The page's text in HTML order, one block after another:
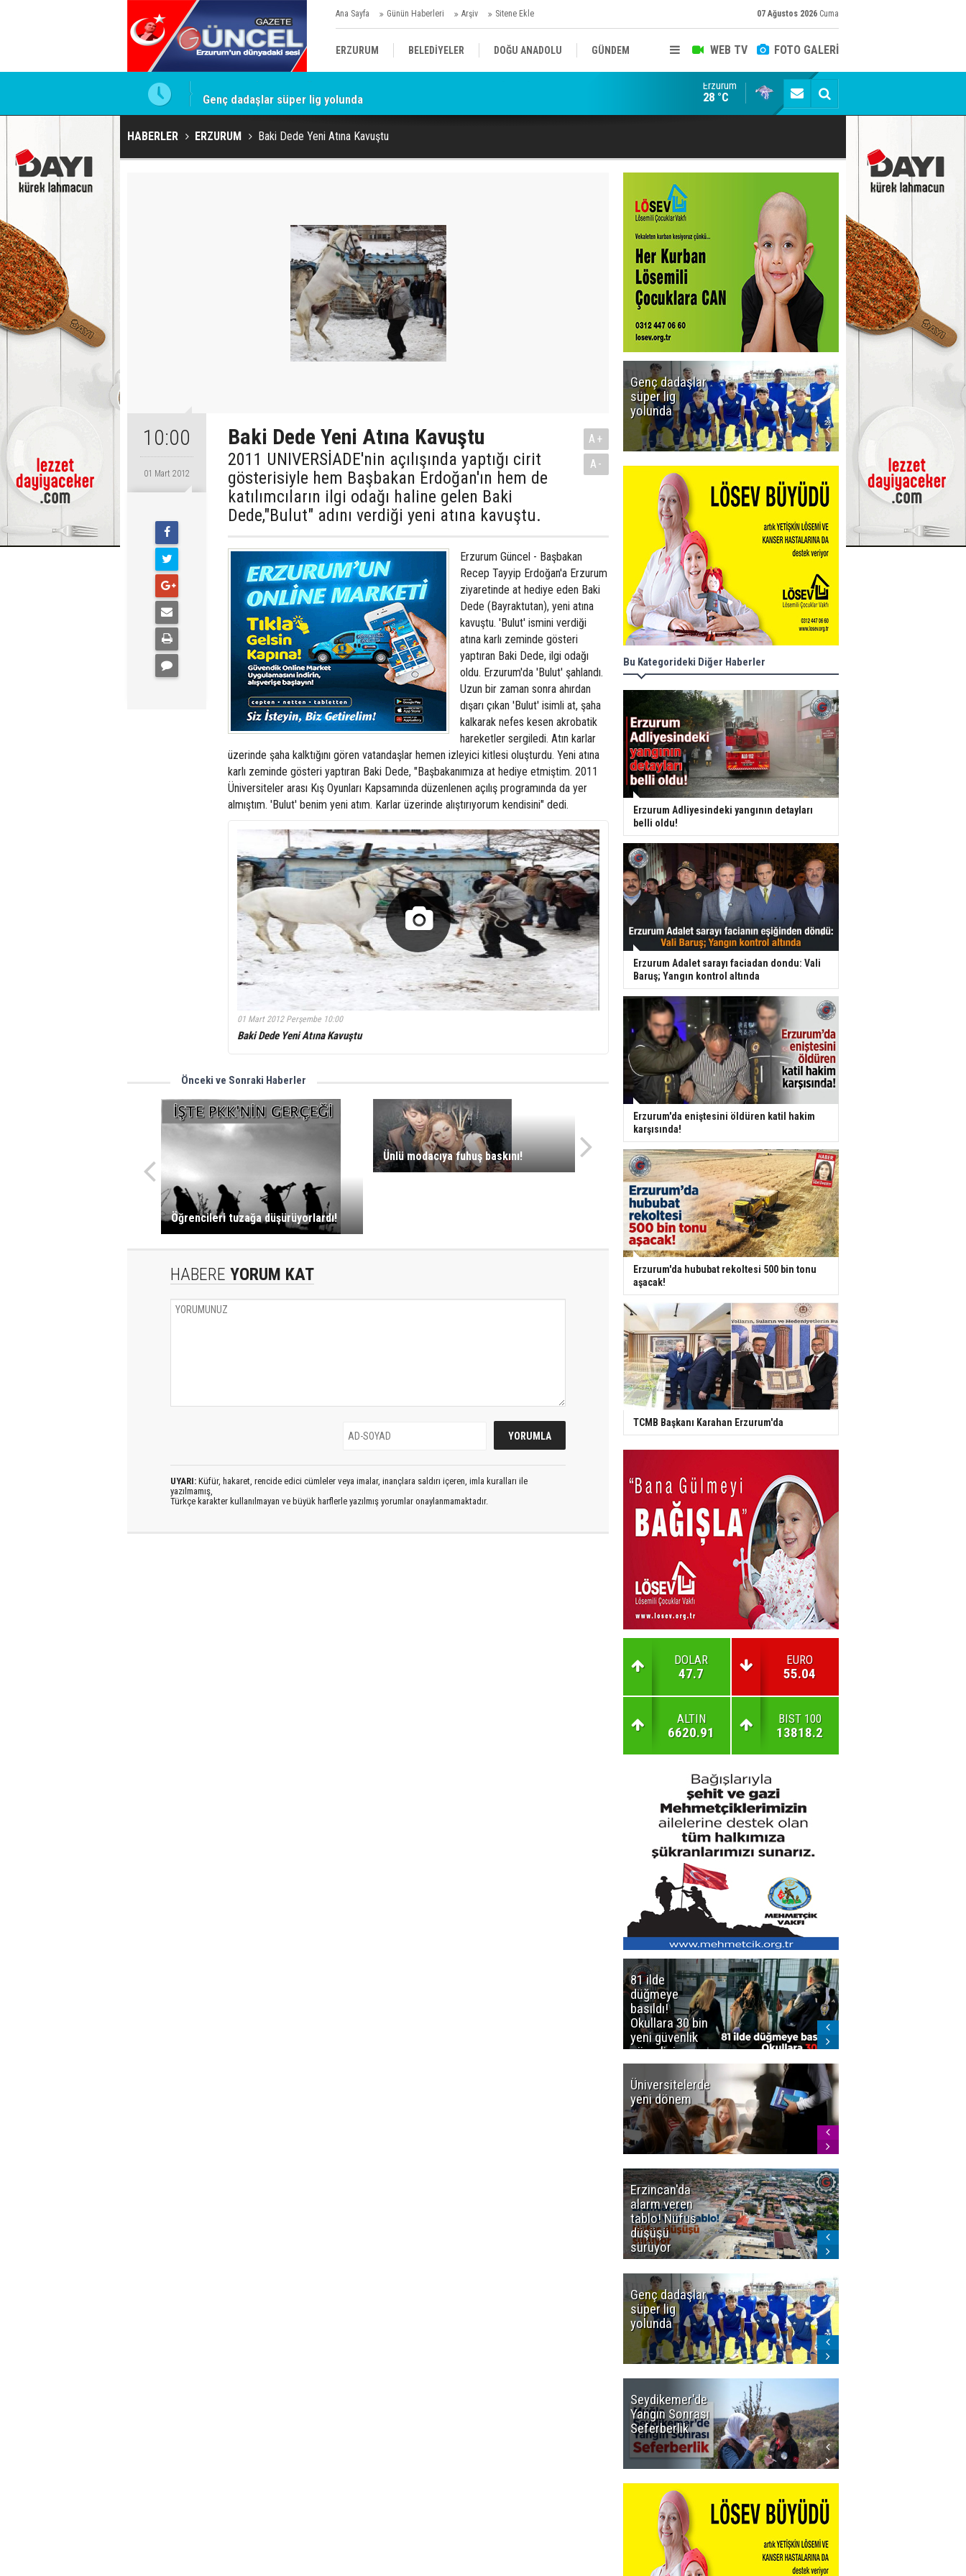
Ana Sayfa Günün Haberleri Arşiv Sitene Ekle 07 Ağustos 2026 Cuma
WEB TV FOTO GALERİ
ERZURUM BELEDİYELER DOĞU ANADOLU GÜNDEM
SİYASET
KÜLTÜR/SANAT//MAĞAZİN
Genç dadaşlar süper lig yolunda 'Bot Hesap' Depremi: Memet Aca ve "Erzurum
Erzurum
28 °C
HABERLER ERZURUM Baki Dede Yeni Atına Kavuştu
10:00
01 Mart 2012
Baki Dede Yeni Atına Kavuştu
2011 UNIVERSİADE'nin açılışında yaptığı cirit
gösterisiyle hem Başbakan Erdoğan'ın hem de
katılımcıların ilgi odağı haline gelen Baki
Dede,"Bulut" adını verdiği yeni atına kavuştu.
A+
A-
Erzurum Güncel - Başbakan
Recep Tayyip Erdoğan'a Erzurum
ziyaretinde at hediye eden Baki
Dede (Bayraktutan), yeni atına
kavuştu. 'Bulut' ismini verdiği
atına karlı zeminde gösteri
yaptıran Baki Dede, ilgi odağı
oldu. Erzurum'da 'Bulut' şahlandı.
Uzun bir zaman sonra ahırdan
dışarı çıkan 'Bulut' isimli at, şaha
kalkarak nefes kesen akrobatik
hareketler sergiledi. Atın karlar
üzerinde şaha kalktığını gören vatandaşlar hemen izleyici kitlesi oluşturdu. Yeni atına
karlı zeminde gösteri yaptıran Baki Dede, "Başbakanımıza at hediye etmiştim. 2011
Üniversiteler arası Kış Oyunları Kapsamında düzenlenen açılış programında da yer
almıştım. 'Bulut' benim yeni atım. Karlar üzerinde alıştırıyorum kendisini" dedi.
01 Mart 2012 Perşembe 10:00
Baki Dede Yeni Atına Kavuştu
Önceki ve Sonraki Haberler
Öğrencileri tuzağa düşürüyorlardı!
Ünlü modacıya fuhuş baskını!
HABERE YORUM KAT
UYARI: Küfür, hakaret, rencide edici cümleler veya imalar, inançlara saldırı içeren, imla kuralları ile
yazılmamış,
Türkçe karakter kullanılmayan ve büyük harflerle yazılmış yorumlar onaylanmamaktadır.
Genç dadaşlar
süper lig
yolunda
Kiralık Yat
Seçenekleri ile
Tekne Tatilini
Planlayın
Bu Kategorideki Diğer Haberler
Erzurum Adliyesindeki yangının detayları
belli oldu!
Erzurum Adalet sarayı faciadan dondu: Vali
Baruş; Yangın kontrol altında
Erzurum'da eniştesini öldüren katil hakim
karşısında!
Erzurum'da hububat rekoltesi 500 bin tonu
aşacak!
TCMB Başkanı Karahan Erzurum'da
DOLAR
47.7
EURO
55.04
ALTIN
6620.91
BIST 100
13818.2
81 ilde
düğmeye
basıldı!
Okullara 30 bin
yeni güvenlik
görevlisi
Üniversitelerde
yeni dönem
Erzincan'da
alarm veren
tablo! Nüfus
düşüşü
sürüyor
Genç dadaşlar
süper lig
yolunda
Seydikemer'de
Yangın Sonrası
Seferberlik